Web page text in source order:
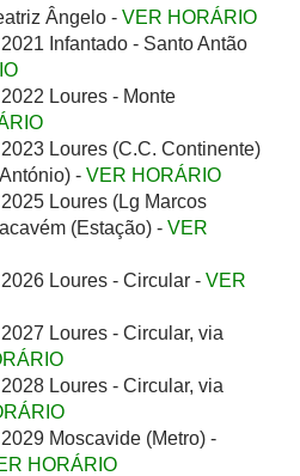
Ângelo - VER HORÁRIO
Infantado - Santo Antão
Loures - Monte
Loures (C.C. Continente)
- VER HORÁRIO
Loures (Lg Marcos
(Estação) - VER
Loures - Circular - VER
Loures - Circular, via
Loures - Circular, via
Moscavide (Metro) -
HORÁRIO